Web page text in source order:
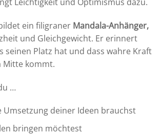
ein filigraner Mandala-Anhänger,
und Gleichgewicht. Er erinnert
seinen Platz hat und dass wahre Kraft
Mitte kommt.
…
Umsetzung deiner Ideen brauchst
bringen möchtest